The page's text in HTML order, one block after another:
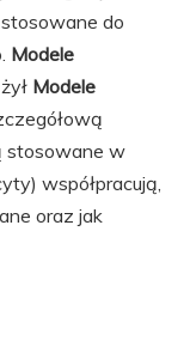
do
Modele
Modele
stosowane w
współpracują,
oraz jak